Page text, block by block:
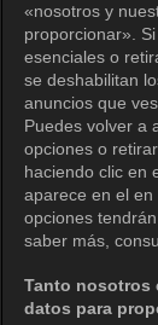
«nosotros y
proporcionar».
esenciales o
se deshabilitan
anuncios que
Puedes volver a
opciones o
haciendo clic en
aparece en el
opciones
saber más,
Tanto nosotros
datos para